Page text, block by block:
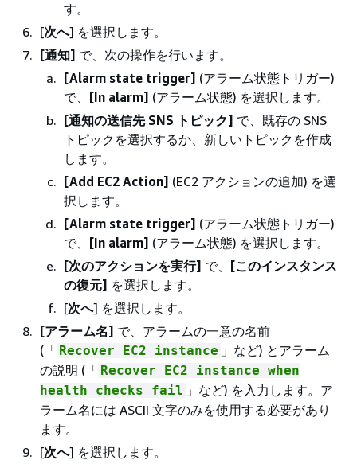
す。
[次へ] を選択します。
[通知] で、次の操作を行います。
[Alarm state trigger] (アラーム状態トリガー)
で、
[In alarm] (アラーム状態) を選択します。
[通知の送信先 SNS トピック] で、既存の SNS
トピックを選択するか、新しいトピックを作成
します。
[Add EC2 Action] (EC2 アクションの追加) を選
択します。
[Alarm state trigger] (アラーム状態トリガー)
で、
[In alarm] (アラーム状態) を選択します。
[次のアクションを実行] で、
[このインスタンス
の復元] を選択します。
[次へ] を選択します。
[アラーム名] で、アラームの一意の名前
(「 Recover EC2 instance 」など) とアラーム
の説明 (「 Recover EC2 instance when
health checks fail 」など) を入力します。ア
ラーム名には ASCII 文字のみを使用する必要があり
ます。
[次へ] を選択します。